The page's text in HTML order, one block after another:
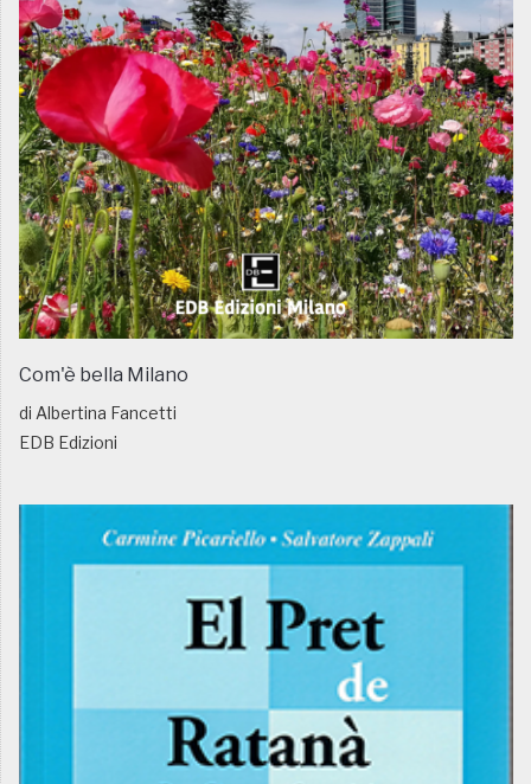
Com'è bella Milano
di Albertina Fancetti
EDB Edizioni